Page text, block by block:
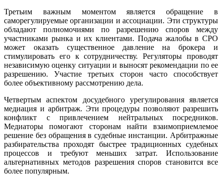
Третьим важным моментом является обращение в
саморегулируемые организации и ассоциации. Эти структуры
обладают полномочиями по разрешению споров между
участниками рынка и их клиентами. Подача жалобы в СРО
может оказать существенное давление на брокера и
стимулировать его к сотрудничеству. Регуляторы проводят
независимую оценку ситуации и выносят рекомендации по ее
разрешению. Участие третьих сторон часто способствует
более объективному рассмотрению дела.
Четвертым аспектом досудебного урегулирования является
медиация и арбитраж. Эти процедуры позволяют разрешить
конфликт с привлечением нейтральных посредников.
Медиаторы помогают сторонам найти взаимоприемлемое
решение без обращения в судебные инстанции. Арбитражные
разбирательства проходят быстрее традиционных судебных
процессов и требуют меньших затрат. Использование
альтернативных методов разрешения споров становится все
более популярным.